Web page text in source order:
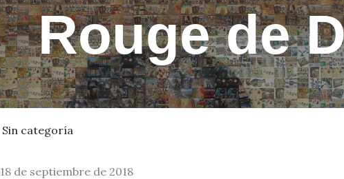
Rouge de
Sin categoría
18 de septiembre de 2018